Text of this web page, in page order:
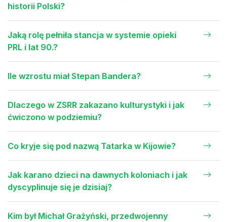
historii Polski?
Jaką rolę pełniła stancja w systemie opieki
PRL i lat 90.?
Ile wzrostu miał Stepan Bandera?
Dlaczego w ZSRR zakazano kulturystyki i jak
ćwiczono w podziemiu?
Co kryje się pod nazwą Tatarka w Kijowie?
Jak karano dzieci na dawnych koloniach i jak
dyscyplinuje się je dzisiaj?
Kim był Michał Grażyński, przedwojenny